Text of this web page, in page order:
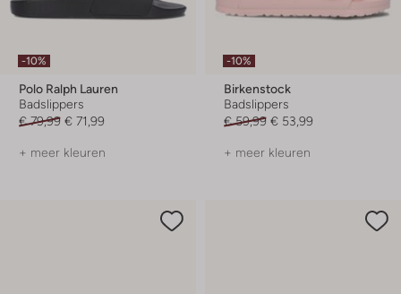
-10%
Polo Ralph Lauren
Badslippers
€ 79,99 € 71,99
+ meer kleuren
-10%
Birkenstock
Badslippers
€ 59,99 € 53,99
+ meer kleuren